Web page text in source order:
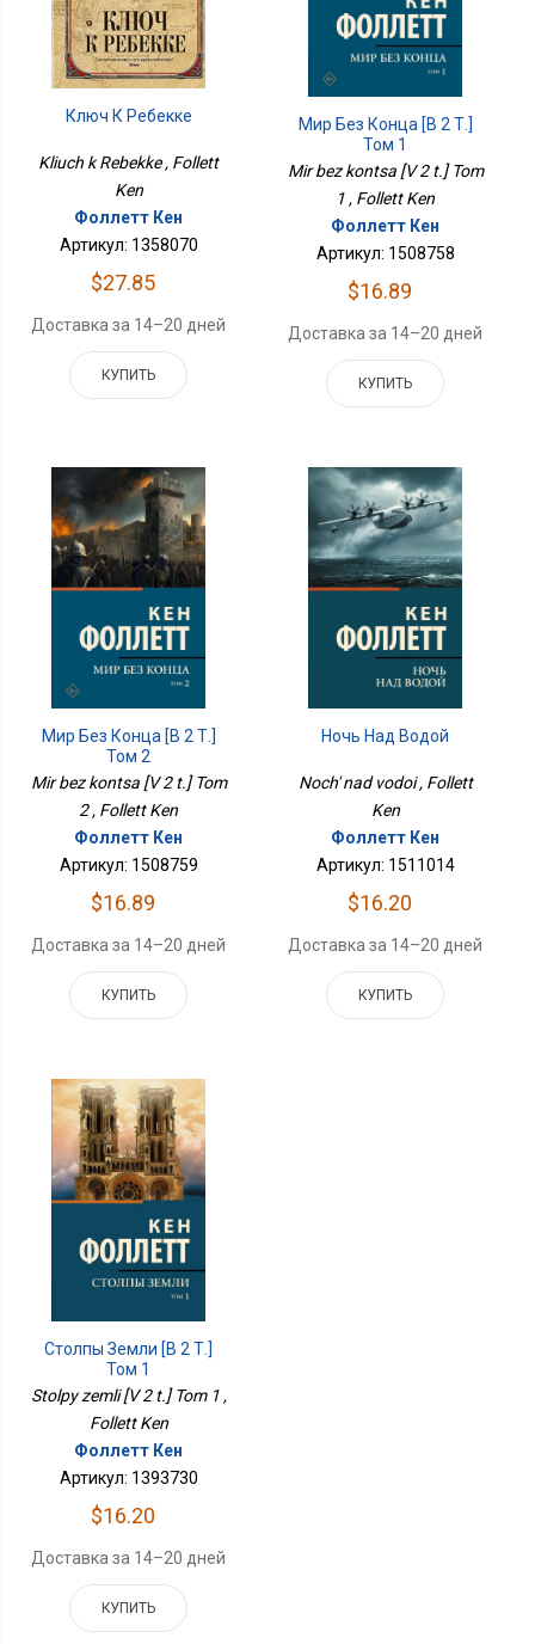
Ключ К Ребекке
Kliuch k Rebekke , Follett
Ken
Фоллетт Кен
Артикул: 1358070
$27.85
Доставка за 14–20 дней
КУПИТЬ
Мир Без Конца [В 2 Т.]
Том 1
Mir bez kontsa [V 2 t.] Tom
1 , Follett Ken
Фоллетт Кен
Артикул: 1508758
$16.89
Доставка за 14–20 дней
КУПИТЬ
Мир Без Конца [В 2 Т.]
Том 2
Mir bez kontsa [V 2 t.] Tom
2 , Follett Ken
Фоллетт Кен
Артикул: 1508759
$16.89
Доставка за 14–20 дней
КУПИТЬ
Ночь Над Водой
Noch' nad vodoi , Follett
Ken
Фоллетт Кен
Артикул: 1511014
$16.20
Доставка за 14–20 дней
КУПИТЬ
Столпы Земли [В 2 Т.]
Том 1
Stolpy zemli [V 2 t.] Tom 1 ,
Follett Ken
Фоллетт Кен
Артикул: 1393730
$16.20
Доставка за 14–20 дней
КУПИТЬ